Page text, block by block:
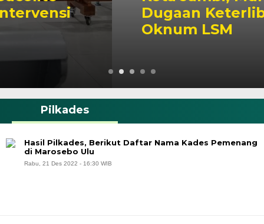
Dugaan Keterlibatan
Oknum LSM
Pilkades
Hasil Pilkades, Berikut Daftar Nama Kades Pemenang
di Marosebo Ulu
Rabu, 21 Des 2022 - 16:30 WIB